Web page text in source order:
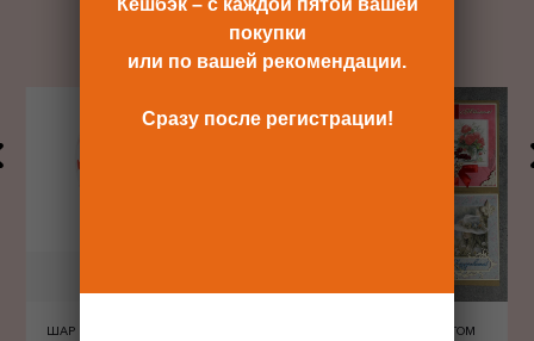
ШАР ШЕЛКОГРАФИЯ СЕРДЦА
ОТКРЫТКА С КОНВЕРТОМ
Кешбэк – с каждой пятой вашей
покупки
или по вашей рекомендации.
Сразу после регистрации!